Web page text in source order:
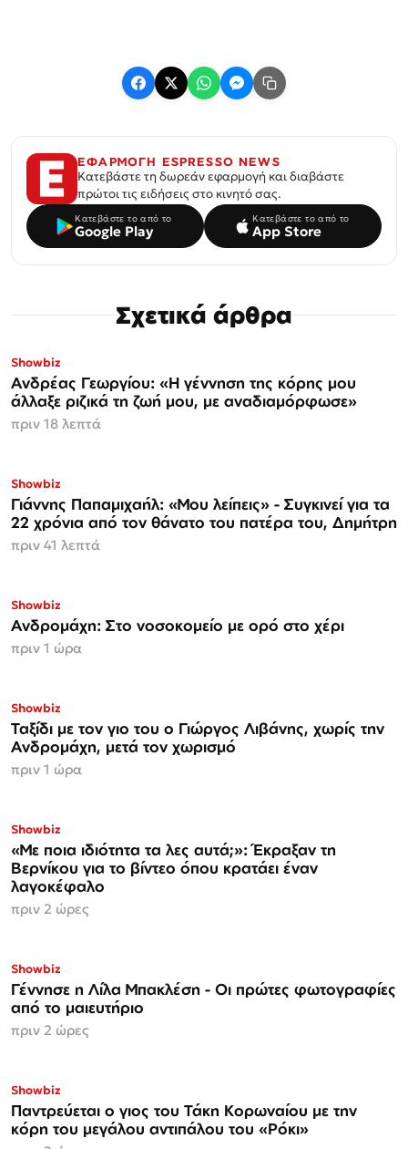
ΕΦΑΡΜΟΓΗ ESPRESSO NEWS
Κατεβάστε τη δωρεάν εφαρμογή και διαβάστε
πρώτοι τις ειδήσεις στο κινητό σας.
Κατεβάστε το από το
Google Play
Κατεβάστε το από το
App Store
Σχετικά άρθρα
Showbiz
Ανδρέας Γεωργίου: «Η γέννηση της κόρης μου
άλλαξε ριζικά τη ζωή μου, με αναδιαμόρφωσε»
πριν 18 λεπτά
Showbiz
Γιάννης Παπαμιχαήλ: «Μου λείπεις» - Συγκινεί για τα
22 χρόνια από τον θάνατο του πατέρα του, Δημήτρη
πριν 41 λεπτά
Showbiz
Ανδρομάχη: Στο νοσοκομείο με ορό στο χέρι
πριν 1 ώρα
Showbiz
Ταξίδι με τον γιο του ο Γιώργος Λιβάνης, χωρίς την
Ανδρομάχη, μετά τον χωρισμό
πριν 1 ώρα
Showbiz
«Με ποια ιδιότητα τα λες αυτά;»: Έκραξαν τη
Βερνίκου για το βίντεο όπου κρατάει έναν
λαγοκέφαλο
πριν 2 ώρες
Showbiz
Γέννησε η Λίλα Μπακλέση - Οι πρώτες φωτογραφίες
από το μαιευτήριο
πριν 2 ώρες
ΑΠΟΚΛΕΙΣΤΙΚΟ
Showbiz
Παντρεύεται ο γιος του Τάκη Κορωναίου με την
κόρη του μεγάλου αντιπάλου του «Ρόκι»